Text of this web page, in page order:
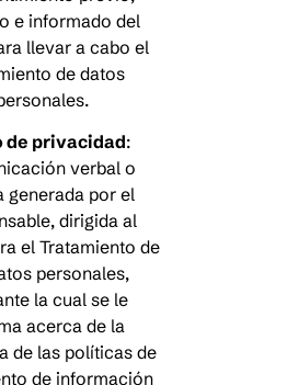
e informado del
llevar a cabo el
de datos
de privacidad:
verbal o
generada por el
dirigida al
el Tratamiento de
personales,
la cual se le
acerca de la
de las políticas de
de información